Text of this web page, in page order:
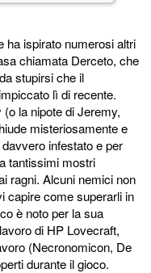
ha ispirato numerosi altri
chiamata Derceto, che
stupirsi che il
lì di recente.
la nipote di Jeremy,
misteriosamente e
infestato e per
tantissimi mostri
ragni. Alcuni nemici non
capire come superarli in
è noto per la sua
di HP Lovecraft,
(Necronomicon, De
durante il gioco.